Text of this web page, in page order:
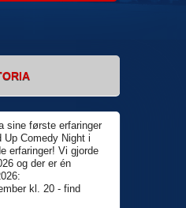
sine første erfaringer
Comedy Night i
erfaringer! Vi gjorde
og der er én
kl. 20 - find